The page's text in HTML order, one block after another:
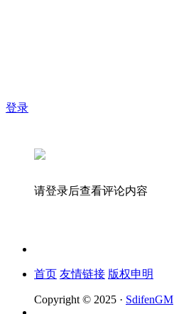
登录
请登录后查看评论内容
首页 友情链接 版权申明
Copyright © 2025 · SdifenGM